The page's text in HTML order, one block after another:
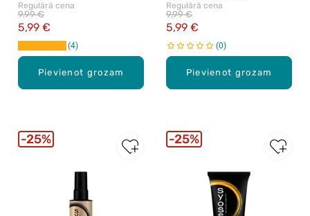
Pievienot grozam
Regulārā cena
5,99 €
9,99 €
4
Pievienot grozam
Regulārā cena
5,99 €
9,99 €
0
25% 25%